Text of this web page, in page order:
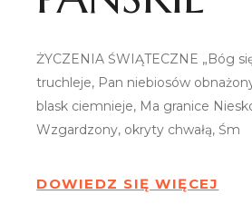
ŻYCZENIA ŚWIĄTECZNE „Bóg
truchleje, Pan niebiosów
blask ciemnieje, Ma granice
Wzgardzony, okryty chwałą, Śm
DOWIEDZ SIĘ WIĘCEJ